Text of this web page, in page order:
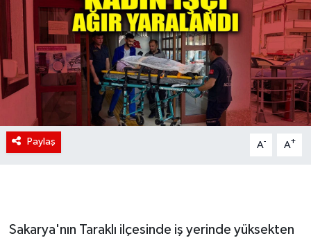
Paylaş A- A+
Sakarya'nın Taraklı ilçesinde iş yerinde yüksekten